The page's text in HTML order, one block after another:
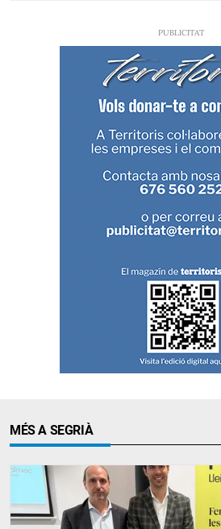
MÉS A SEGRIÀ